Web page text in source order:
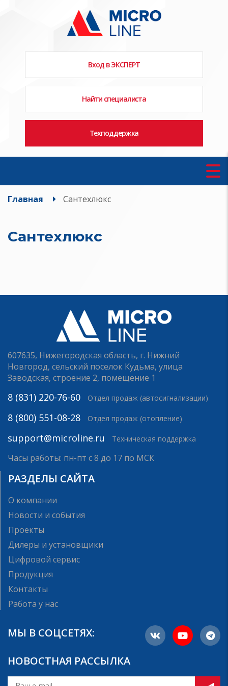
Вход в ЭКСПЕРТ
Найти специалиста
Техподдержка
Главная Сантехлюкс
Сантехлюкс
607635, Нижегородская область, г. Нижний
Новгород, сельский поселок Кудьма, улица
Заводская, строение 2, помещение 1
8 (831) 220-76-60 Отдел продаж (автосигнализации)
8 (800) 551-08-28 Отдел продаж (отопление)
support@microline.ru Техническая поддержка
Часы работы: пн-пт с 8 до 17 по МСК
РАЗДЕЛЫ САЙТА
О компании
Новости и события
Проекты
Дилеры и установщики
Цифровой сервис
Продукция
Контакты
Работа у нас
МЫ В СОЦСЕТЯХ:
НОВОСТНАЯ РАССЫЛКА